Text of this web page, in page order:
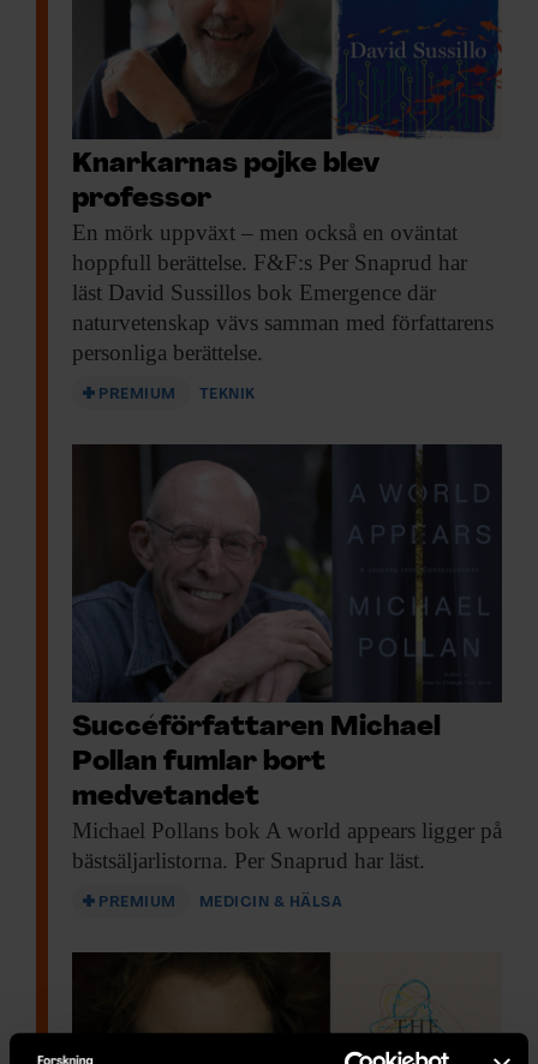
Knarkarnas pojke blev
professor
En mörk uppväxt – men också en oväntat
hoppfull berättelse. F&F:s Per Snaprud har
läst David Sussillos bok Emergence där
naturvetenskap vävs samman med författarens
personliga berättelse.
PREMIUM TEKNIK
Succéförfattaren Michael
Pollan fumlar bort
medvetandet
Michael Pollans bok A world appears ligger på
bästsäljarlistorna. Per Snaprud har läst.
PREMIUM MEDICIN & HÄLSA